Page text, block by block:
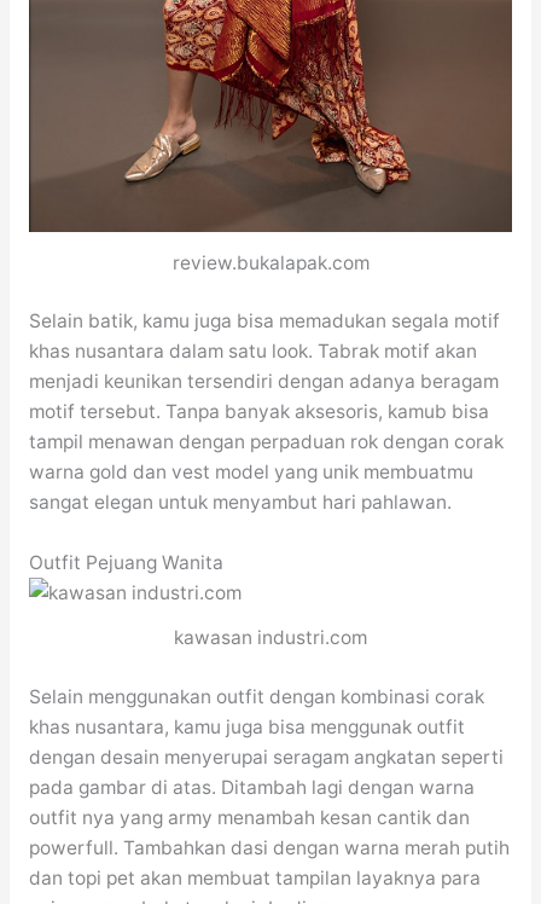
review.bukalapak.com
Selain batik, kamu juga bisa memadukan segala motif
khas nusantara dalam satu look. Tabrak motif akan
menjadi keunikan tersendiri dengan adanya beragam
motif tersebut. Tanpa banyak aksesoris, kamub bisa
tampil menawan dengan perpaduan rok dengan corak
warna gold dan vest model yang unik membuatmu
sangat elegan untuk menyambut hari pahlawan.
Outfit Pejuang Wanita
kawasan industri.com
Selain menggunakan outfit dengan kombinasi corak
khas nusantara, kamu juga bisa menggunak outfit
dengan desain menyerupai seragam angkatan seperti
pada gambar di atas. Ditambah lagi dengan warna
outfit nya yang army menambah kesan cantik dan
powerfull. Tambahkan dasi dengan warna merah putih
dan topi pet akan membuat tampilan layaknya para